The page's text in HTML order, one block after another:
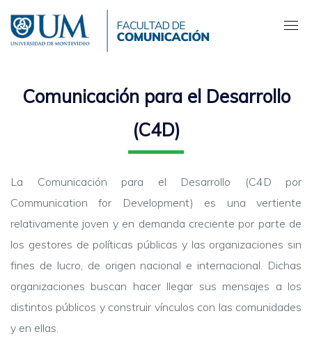
contenido
principal
Comunicación para el Desarrollo
(C4D)
La Comunicación para el Desarrollo (C4D por
Communication for Development) es una vertiente
relativamente joven y en demanda creciente por parte de
los gestores de políticas públicas y las organizaciones sin
fines de lucro, de origen nacional e internacional. Dichas
organizaciones buscan hacer llegar sus mensajes a los
distintos públicos y construir vínculos con las comunidades
y en ellas.